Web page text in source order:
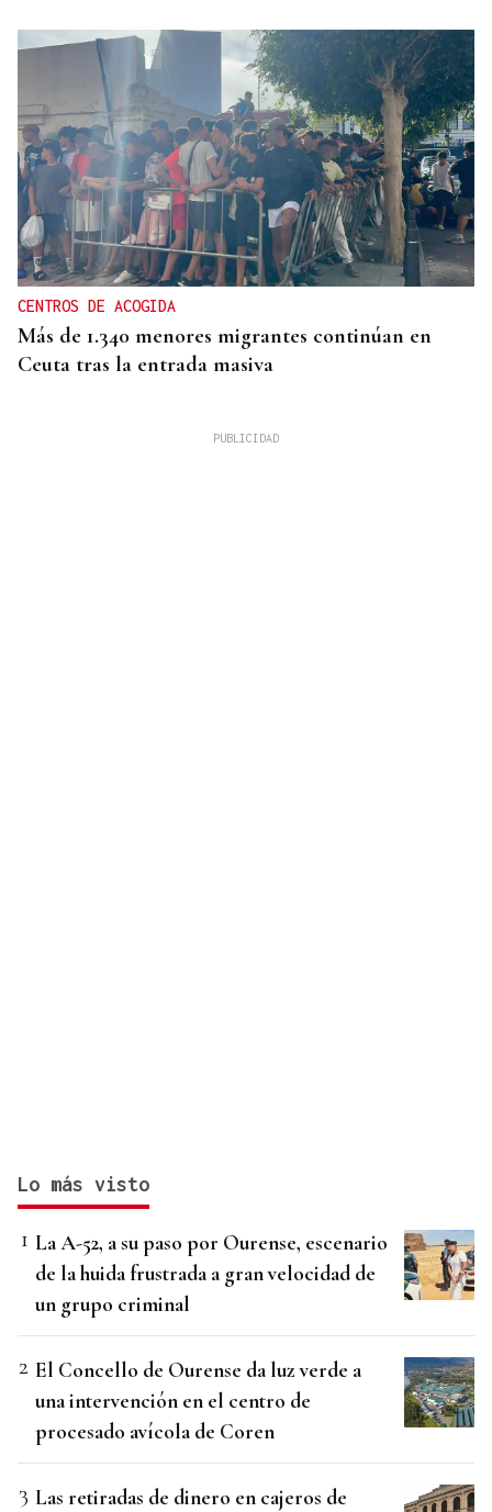
CENTROS DE ACOGIDA
Más de 1.340 menores migrantes continúan en
Ceuta tras la entrada masiva
Lo más visto
La A-52, a su paso por Ourense, escenario
de la huida frustrada a gran velocidad de
un grupo criminal
El Concello de Ourense da luz verde a
una intervención en el centro de
procesado avícola de Coren
Las retiradas de dinero en cajeros de